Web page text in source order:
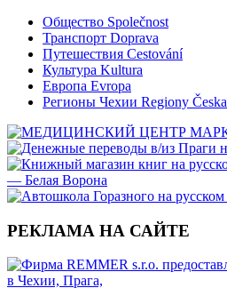
Общество Společnost
Транспорт Doprava
Путешествия Cestování
Культура Kultura
Европа Evropa
Регионы Чехии Regiony Česka
РЕКЛАМА НА САЙТЕ